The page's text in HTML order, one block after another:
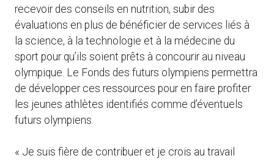
recevoir des conseils en nutrition, subir des
évaluations en plus de bénéficier de services liés à
la science, à la technologie et à la médecine du
sport pour qu’ils soient prêts à concourir au niveau
olympique. Le Fonds des futurs olympiens permettra
de développer ces ressources pour en faire profiter
les jeunes athlètes identifiés comme d’éventuels
futurs olympiens.
« Je suis fière de contribuer et je crois au travail